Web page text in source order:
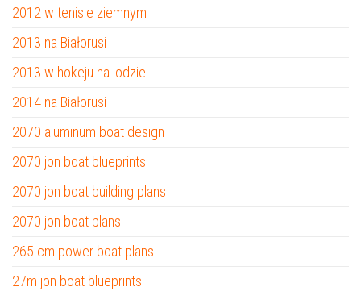
2012 w tenisie ziemnym
2013 na Białorusi
2013 w hokeju na lodzie
2014 na Białorusi
2070 aluminum boat design
2070 jon boat blueprints
2070 jon boat building plans
2070 jon boat plans
265 cm power boat plans
27m jon boat blueprints